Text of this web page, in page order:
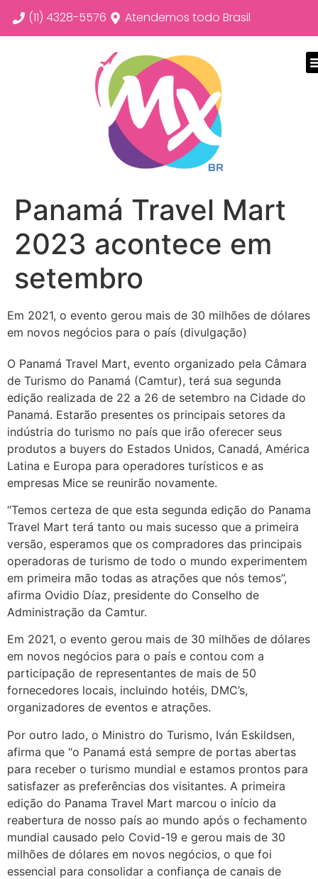
(11) 4328-5576 Atendemos todo Brasil
Panamá Travel Mart
2023 acontece em
setembro
Em 2021, o evento gerou mais de 30 milhões de dólares
em novos negócios para o país (divulgação)
O Panamá Travel Mart, evento organizado pela Câmara
de Turismo do Panamá (Camtur), terá sua segunda
edição realizada de 22 a 26 de setembro na Cidade do
Panamá. Estarão presentes os principais setores da
indústria do turismo no país que irão oferecer seus
produtos a buyers do Estados Unidos, Canadá, América
Latina e Europa para operadores turísticos e as
empresas Mice se reunirão novamente.
“Temos certeza de que esta segunda edição do Panama
Travel Mart terá tanto ou mais sucesso que a primeira
versão, esperamos que os compradores das principais
operadoras de turismo de todo o mundo experimentem
em primeira mão todas as atrações que nós temos”,
afirma Ovidio Díaz, presidente do Conselho de
Administração da Camtur.
Em 2021, o evento gerou mais de 30 milhões de dólares
em novos negócios para o país e contou com a
participação de representantes de mais de 50
fornecedores locais, incluindo hotéis, DMC’s,
organizadores de eventos e atrações.
Por outro lado, o Ministro do Turismo, Iván Eskildsen,
afirma que “o Panamá está sempre de portas abertas
para receber o turismo mundial e estamos prontos para
satisfazer as preferências dos visitantes. A primeira
edição do Panama Travel Mart marcou o início da
reabertura de nosso país ao mundo após o fechamento
mundial causado pelo Covid-19 e gerou mais de 30
milhões de dólares em novos negócios, o que foi
essencial para consolidar a confiança de canais de